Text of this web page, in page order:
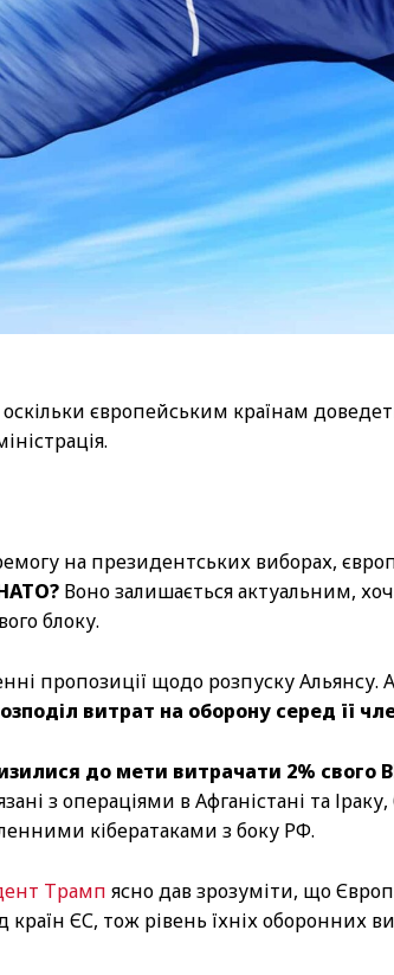
європейським країнам
на президентських виборах,
Воно залишається актуальним,
блоку.
пропозиції щодо розпуску Альянсу.
витрат на оборону серед її
до мети витрачати 2% свого
з операціями в Афганістані та
кібератаками з боку РФ.
Трамп ясно дав зрозуміти, що
країн ЄС, тож рівень їхніх оборонних